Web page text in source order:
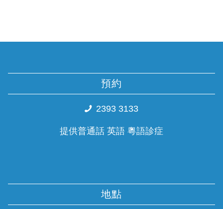
預約
2393 3133
提供普通話 英語 粵語診症
地點